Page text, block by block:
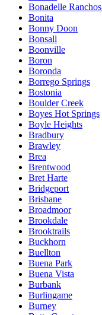
Bonadelle
Bonita
Bonny Doon
Bonsall
Boonville
Boron
Boronda
Borrego Springs
Bostonia
Boulder Creek
Boyes Hot Springs
Boyle Heights
Bradbury
Brawley
Brea
Brentwood
Bret Harte
Bridgeport
Brisbane
Broadmoor
Brookdale
Brooktrails
Buckhorn
Buellton
Buena Park
Buena Vista
Burbank
Burlingame
Burney